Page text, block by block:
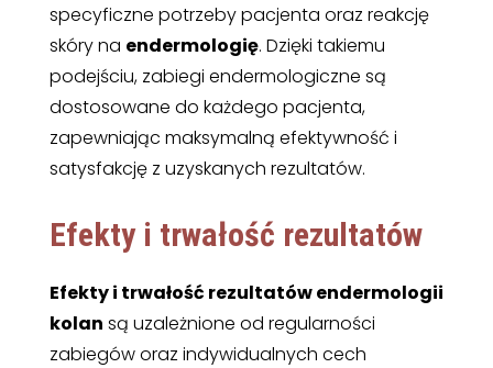
specyficzne potrzeby pacjenta oraz reakcję
skóry na endermologię. Dzięki takiemu
podejściu, zabiegi endermologiczne są
dostosowane do każdego pacjenta,
zapewniając maksymalną efektywność i
satysfakcję z uzyskanych rezultatów.
Efekty i trwałość rezultatów
Efekty i trwałość rezultatów endermologii
kolan są uzależnione od regularności
zabiegów oraz indywidualnych cech